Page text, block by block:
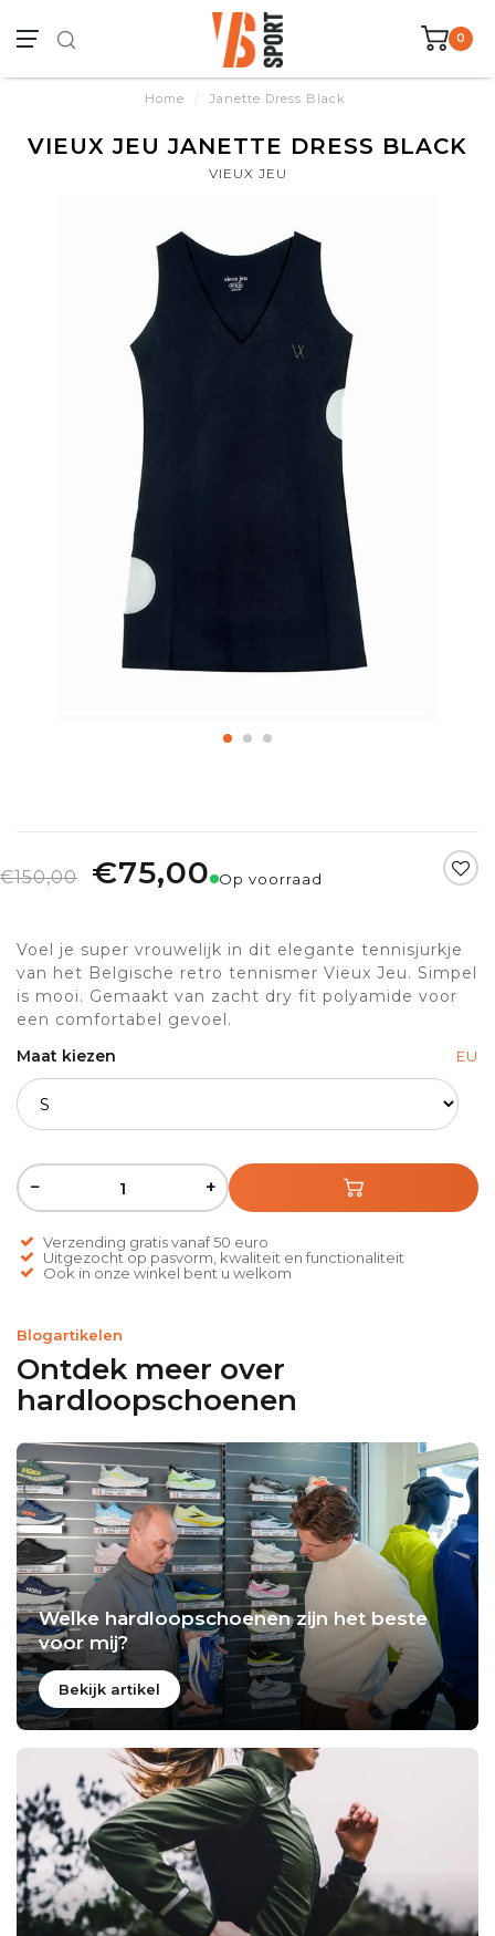
0
Home / Janette Dress Black
VIEUX JEU JANETTE DRESS BLACK
VIEUX JEU
€150,00 €75,00 Op voorraad
Voel je super vrouwelijk in dit elegante tennisjurkje
van het Belgische retro tennismer Vieux Jeu. Simpel
is mooi. Gemaakt van zacht dry fit polyamide voor
een comfortabel gevoel.
Maat kiezen
EU
− +
Verzending gratis vanaf 50 euro
Uitgezocht op pasvorm, kwaliteit en functionaliteit
Ook in onze winkel bent u welkom
Blogartikelen
Ontdek meer over
hardloopschoenen
Welke hardloopschoenen zijn het beste
voor mij?
Bekijk artikel